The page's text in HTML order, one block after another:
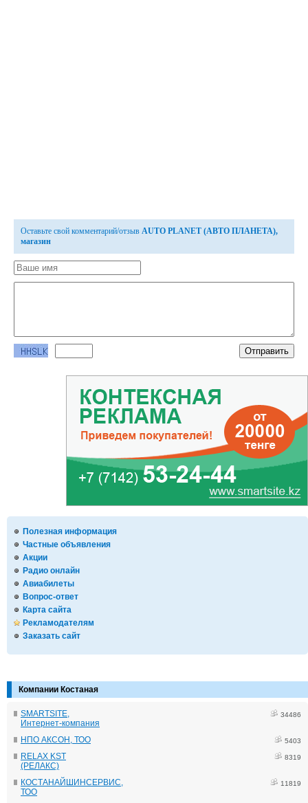
Полезная информация
Частные объявления
Акции
Радио онлайн
Авиабилеты
Вопрос-ответ
Карта сайта
Рекламодателям
Заказать сайт
Компании Костаная
SMARTSITE,
Интернет-компания
34486
НПО АКСОН, ТОО 5403
RELAX KST
(РЕЛАКС)
8319
КОСТАНАЙШИНСЕРВИС,
ТОО
11819
Оставьте свой комментарий/отзыв AUTO PLANET (АВТО ПЛАНЕТА),
магазин